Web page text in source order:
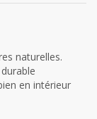
naturelles.
en intérieur